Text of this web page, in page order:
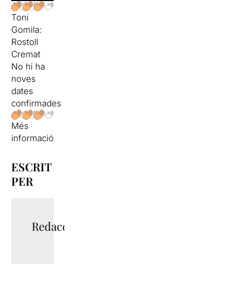
Toni
Gomila:
Rostoll
Cremat
No hi ha
noves
dates
confirmades
Més
informació
ESCRIT
PER
Redacció